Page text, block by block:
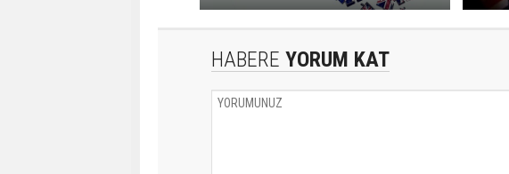
HABERE YORUM KAT